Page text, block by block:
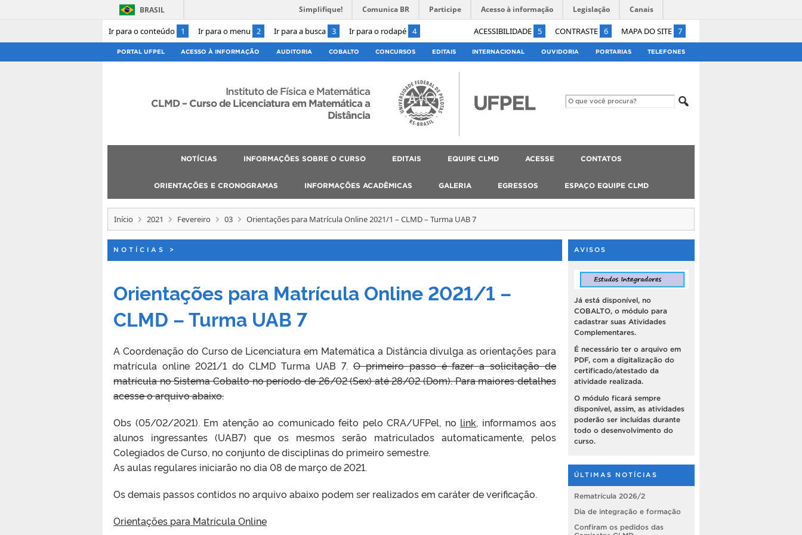
Ir para o conteúdo 1 Ir para o menu 2 Ir para a busca 3 Ir para o rodapé 4 ACESSIBILIDADE 5 CONTRASTE 6 MAPA DO SITE 7
BRASIL Simplifique! Comunica BR Participe Acesso à informação Legislação Canais
PORTAL UFPEL ACESSO À INFORMAÇÃO AUDITORIA COBALTO CONCURSOS EDITAIS INTERNACIONAL OUVIDORIA PORTARIAS TELEFONES
Instituto de Física e Matemática
CLMD – Curso de Licenciatura em Matemática a
Distância
NOTÍCIAS INFORMAÇÕES SOBRE O CURSO EDITAIS EQUIPE CLMD ACESSE CONTATOS
ORIENTAÇÕES E CRONOGRAMAS INFORMAÇÕES ACADÊMICAS GALERIA EGRESSOS ESPAÇO EQUIPE CLMD
Início 2021 Fevereiro 03 Orientações para Matrícula Online 2021/1 – CLMD – Turma UAB 7
NOTÍCIAS >
Orientações para Matrícula Online 2021/1 –
CLMD – Turma UAB 7
A Coordenação do Curso de Licenciatura em Matemática a Distância divulga as orientações para
matrícula online 2021/1 do CLMD Turma UAB 7. O primeiro passo é fazer a solicitação de
matrícula no Sistema Cobalto no período de 26/02 (Sex) até 28/02 (Dom). Para maiores detalhes
acesse o arquivo abaixo.
Obs (05/02/2021). Em atenção ao comunicado feito pelo CRA/UFPel, no link, informamos aos
alunos ingressantes (UAB7) que os mesmos serão matriculados automaticamente, pelos
Colegiados de Curso, no conjunto de disciplinas do primeiro semestre.
As aulas regulares iniciarão no dia 08 de março de 2021.
Os demais passos contidos no arquivo abaixo podem ser realizados em caráter de verificação.
Orientações para Matrícula Online
AVISOS
Já está disponível, no
COBALTO, o módulo para
cadastrar suas Atividades
Complementares.
É necessário ter o arquivo em
PDF, com a digitalização do
certificado/atestado da
atividade realizada.
O módulo ficará sempre
disponível, assim, as atividades
poderão ser incluídas durante
todo o desenvolvimento do
curso.
ÚLTIMAS NOTÍCIAS
Rematrícula 2026/2
Dia de integração e formação
Confiram os pedidos das